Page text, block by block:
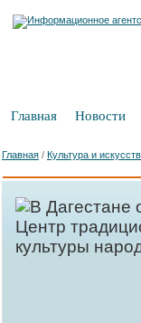
Главная Новости
Главная / Культура и